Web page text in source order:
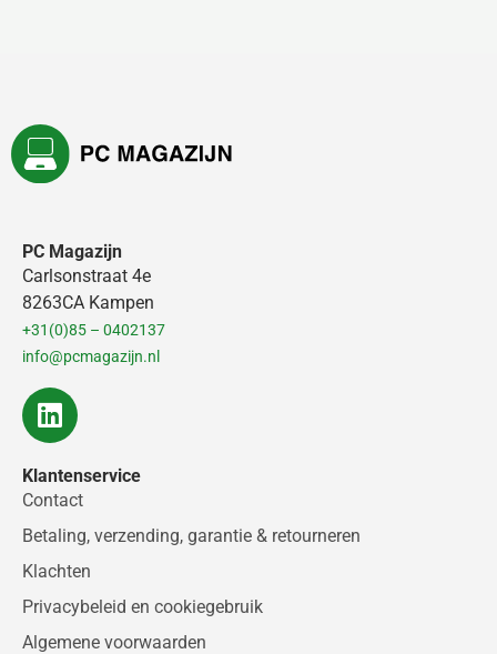
PC Magazijn
Carlsonstraat 4e
8263CA Kampen
+31(0)85 – 0402137
info@pcmagazijn.nl
L
i
k
e
d
i
n
Klantenservice
Contact
Betaling, verzending, garantie & retourneren
Klachten
Privacybeleid en cookiegebruik
Algemene voorwaarden